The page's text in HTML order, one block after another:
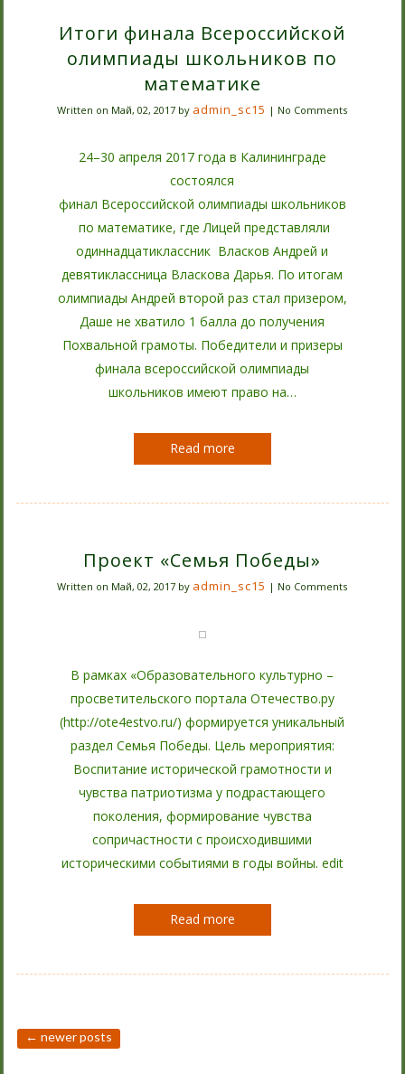
Итоги финала Всероссийской
олимпиады школьников по
математике
Written on Май, 02, 2017 by admin_sc15 | No Comments
24–30 апреля 2017 года в Калининграде
состоялся
финал Всероссийской олимпиады школьников
по математике, где Лицей представляли
одиннадцатиклассник Власков Андрей и
девятиклассница Власкова Дарья. По итогам
олимпиады Андрей второй раз стал призером,
Даше не хватило 1 балла до получения
Похвальной грамоты. Победители и призеры
финала всероссийской олимпиады
школьников имеют право на…
Read more
Проект «Семья Победы»
Written on Май, 02, 2017 by admin_sc15 | No Comments
В рамках «Образовательного культурно –
просветительского портала Отечество.ру
(http://ote4estvo.ru/) формируется уникальный
раздел Семья Победы. Цель мероприятия:
Воспитание исторической грамотности и
чувства патриотизма у подрастающего
поколения, формирование чувства
сопричастности с происходившими
историческими событиями в годы войны. edit
Read more
← newer posts